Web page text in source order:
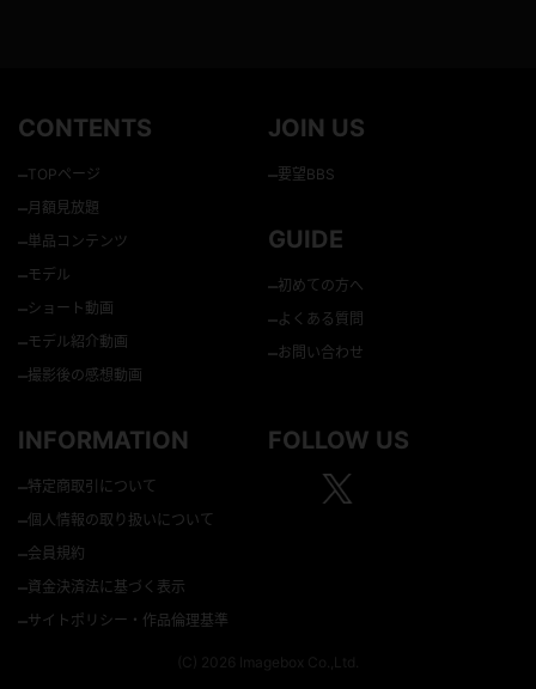
CONTENTS
–TOPページ
– 月額見放題
–単品コンテンツ
–モデル
–ショート動画
–モデル紹介動画
–撮影後の感想動画
JOIN US
–要望BBS
GUIDE
–初めての方へ
–よくある質問
–お問い合わせ
INFORMATION
–特定商取引について
–個人情報の取り扱いについて
–会員規約
–資金決済法に基づく表示
–サイトポリシー・作品倫理基準
FOLLOW US
(C) 2026 Imagebox Co.,Ltd.